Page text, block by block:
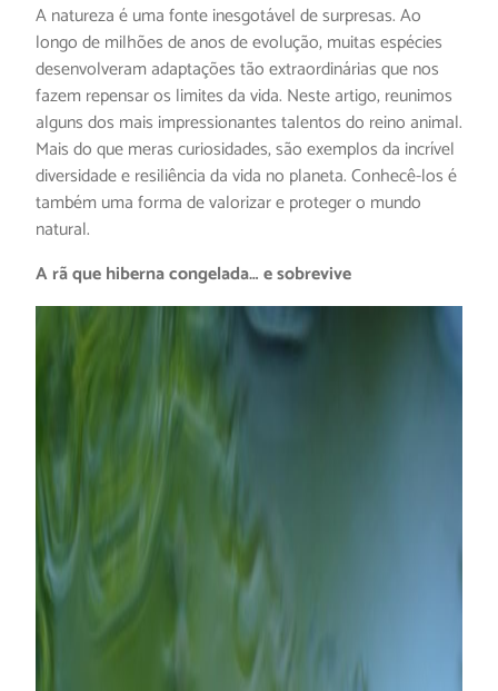
A natureza é uma fonte inesgotável de surpresas. Ao
longo de milhões de anos de evolução, muitas espécies
desenvolveram adaptações tão extraordinárias que nos
fazem repensar os limites da vida. Neste artigo, reunimos
alguns dos mais impressionantes talentos do reino animal.
Mais do que meras curiosidades, são exemplos da incrível
diversidade e resiliência da vida no planeta. Conhecê-los é
também uma forma de valorizar e proteger o mundo
natural.
A rã que hiberna congelada… e sobrevive